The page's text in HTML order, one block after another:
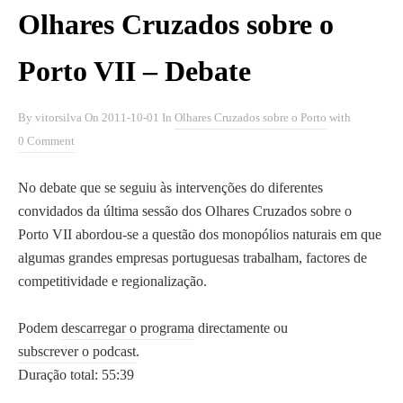
Ilhas e Bairros do Porto
JF S. Ildefonso
do Tua
O Porto em Conversa
Portic
Representantes do Porto
SEPG Europe
Talks 2.0
Universidade Lusófona Porto
O Porto em Conversa on Facebook
o
o
o
s
o
b
r
e
r
e
g
Olhares Cruzados sobre o
Porto VII – Debate
By vitorsilva On 2011-10-01 In Olhares Cruzados sobre o Porto with
0 Comment
No debate que se seguiu às intervenções do diferentes
convidados da última sessão dos Olhares Cruzados sobre o
Porto VII abordou-se a questão dos monopólios naturais em que
algumas grandes empresas portuguesas trabalham, factores de
competitividade e regionalização.
Podem descarregar o programa directamente ou
subscrever o podcast.
Duração total: 55:39